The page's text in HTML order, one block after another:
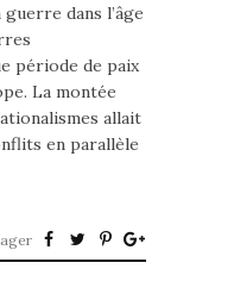
dans l’âge
période de paix
La montée
allait
en parallèle